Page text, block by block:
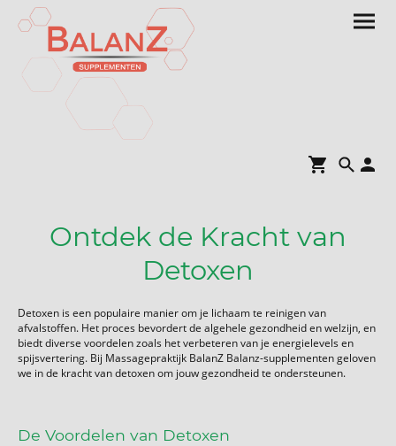
Ontdek de Kracht van
Detoxen
Detoxen is een populaire manier om je lichaam te reinigen van
afvalstoffen. Het proces bevordert de algehele gezondheid en welzijn, en
biedt diverse voordelen zoals het verbeteren van je energielevels en
spijsvertering. Bij Massagepraktijk BalanZ Balanz-supplementen geloven
we in de kracht van detoxen om jouw gezondheid te ondersteunen.
De Voordelen van Detoxen